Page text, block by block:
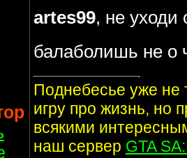
artes99, не уходи
балаболишь не о
Поднебесье уже не
игру про жизнь, но
всякими
наш сервер GTA